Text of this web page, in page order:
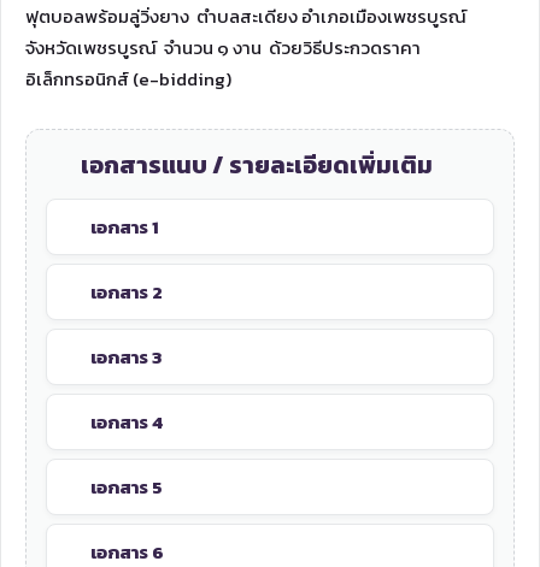
ฟุตบอลพร้อมลู่วิ่งยาง ตำบลสะเดียง อำเภอเมืองเพชรบูรณ์
จังหวัดเพชรบูรณ์ จำนวน ๑ งาน ด้วยวิธีประกวดราคา
อิเล็กทรอนิกส์ (e-bidding)
เอกสารแนบ / รายละเอียดเพิ่มเติม
เอกสาร 1
เอกสาร 2
เอกสาร 3
เอกสาร 4
เอกสาร 5
เอกสาร 6